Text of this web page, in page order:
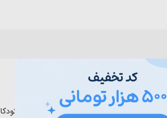
دارای 94 تکه برای ساخت جوکر! شخصیت ضد قهرمان جوکر